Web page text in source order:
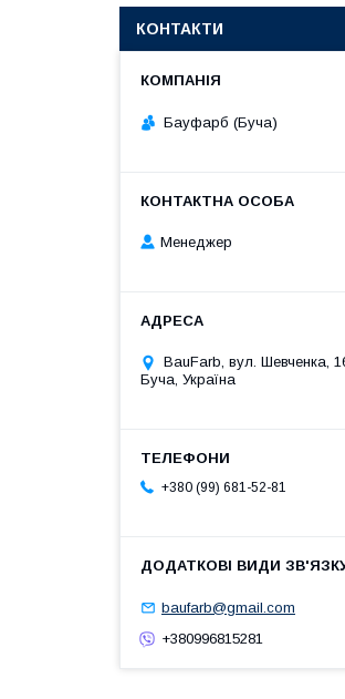
КОНТАКТИ
Бауфарб (Буча)
Менеджер
BauFarb, вул. Шевченка,
Буча, Україна
+380 (99) 681-52-81
baufarb@gmail.com
+380996815281